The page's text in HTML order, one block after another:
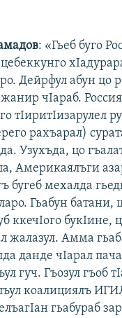
: «Гьеб буго
Дейрфул абун цо
чIараб.
тIиритIизарулел
рахъарал)
Узухъда, цо
Америкаялъги
бугеб мехалда
Гьабун
ккечIого букIине,
жалазул. Амма
данде чIарал
гуч. Гъозул гъоб
коалициялъ
гьабураб